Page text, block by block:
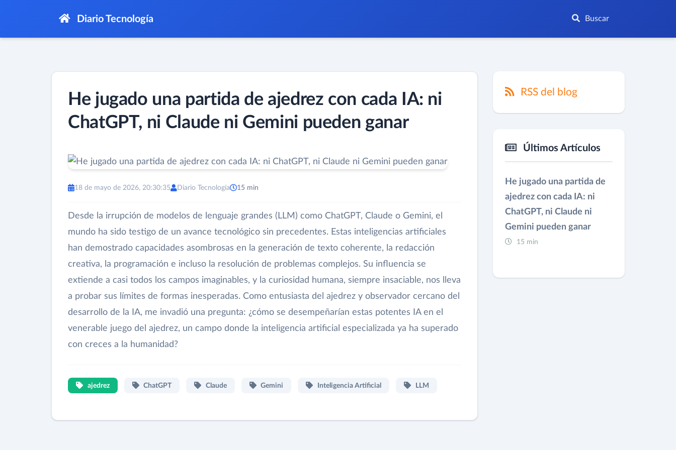
Diario Tecnología Buscar
He jugado una partida de ajedrez con cada IA: ni
ChatGPT, ni Claude ni Gemini pueden ganar
18 de mayo de 2026, 20:30:35 Diario Tecnología 15 min
Desde la irrupción de modelos de lenguaje grandes (LLM) como ChatGPT, Claude o Gemini, el
mundo ha sido testigo de un avance tecnológico sin precedentes. Estas inteligencias artificiales
han demostrado capacidades asombrosas en la generación de texto coherente, la redacción
creativa, la programación e incluso la resolución de problemas complejos. Su influencia se
extiende a casi todos los campos imaginables, y la curiosidad humana, siempre insaciable, nos lleva
a probar sus límites de formas inesperadas. Como entusiasta del ajedrez y observador cercano del
desarrollo de la IA, me invadió una pregunta: ¿cómo se desempeñarían estas potentes IA en el
venerable juego del ajedrez, un campo donde la inteligencia artificial especializada ya ha superado
con creces a la humanidad?
ajedrez ChatGPT Claude Gemini Inteligencia Artificial LLM
RSS del blog
Últimos Artículos
He jugado una partida de
ajedrez con cada IA: ni
ChatGPT, ni Claude ni
Gemini pueden ganar
15 min